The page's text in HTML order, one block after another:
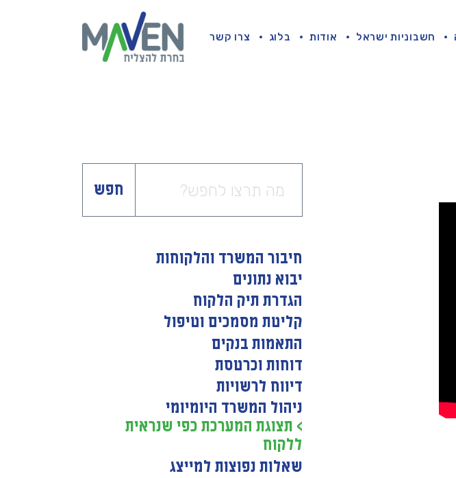
חשבוניות ישראל אודות בלוג צרו קשר
חפש
חיבור המשרד והלקוחות
יבוא נתונים
הגדרת תיק הלקוח
קליטת מסמכים וטיפול
התאמות בנקים
דוחות וכרטסת
דיווח לרשויות
ניהול המשרד היומיומי
> תצוגת המערכת כפי שנראית
ללקוח
שאלות נפוצות למייצג